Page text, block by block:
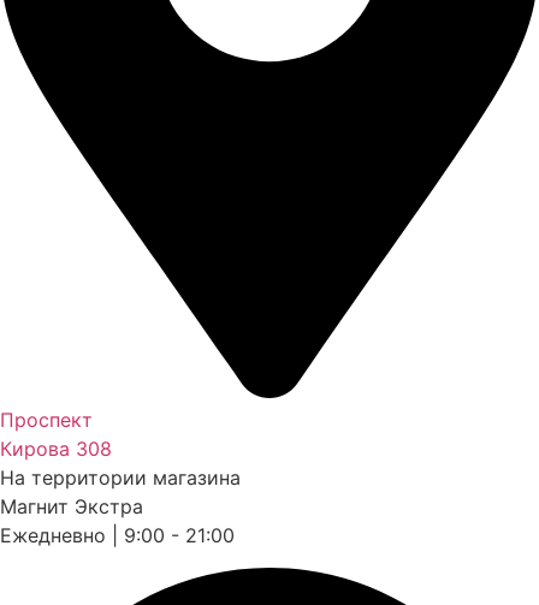
Проспект
Кирова 308
На территории магазина
Магнит Экстра
Ежедневно | 9:00 - 21:00